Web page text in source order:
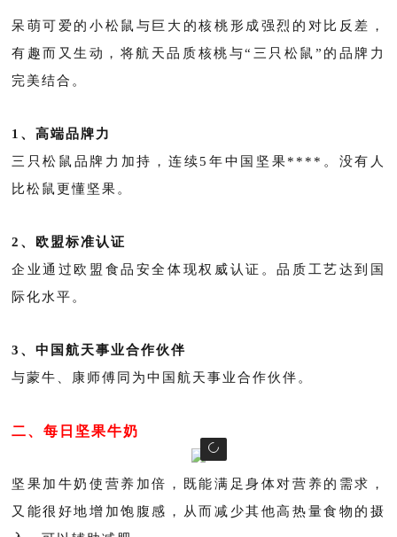
呆萌可爱的小松鼠与巨大的核桃形成强烈的对比反差，
有趣而又生动，将航天品质核桃与“三只松鼠”的品牌力
完美结合。
1、高端品牌力
三只松鼠品牌力加持，连续5年中国坚果****。没有人
比松鼠更懂坚果。
2、欧盟标准认证
企业通过欧盟食品安全体现权威认证。品质工艺达到国
际化水平。
3、中国航天事业合作伙伴
与蒙牛、康师傅同为中国航天事业合作伙伴。
二、每日坚果牛奶
坚果加牛奶使营养加倍，既能满足身体对营养的需求，
又能很好地增加饱腹感，从而减少其他高热量食物的摄